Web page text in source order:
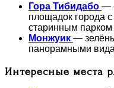
Гора Тибидабо —
площадок города
старинным парком
Монжуик —
панорамными
Интересные места